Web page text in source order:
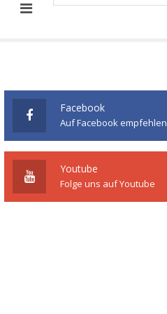
Facebook
Auf Facebook empfehlen
Youtube
Folge uns auf Youtube